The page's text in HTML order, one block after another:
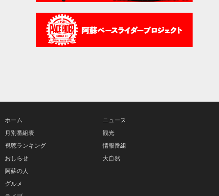
ホーム
月別番組表
視聴ランキング
おしらせ
ニュース
観光
情報番組
大自然
阿蘇の人
グルメ